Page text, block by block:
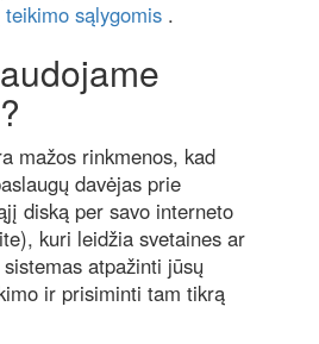
teikimo sąlygomis .
mažos rinkmenos, kad
davėjas prie
diską per savo interneto
kuri leidžia svetaines ar
atpažinti jūsų
ir prisiminti tam tikrą